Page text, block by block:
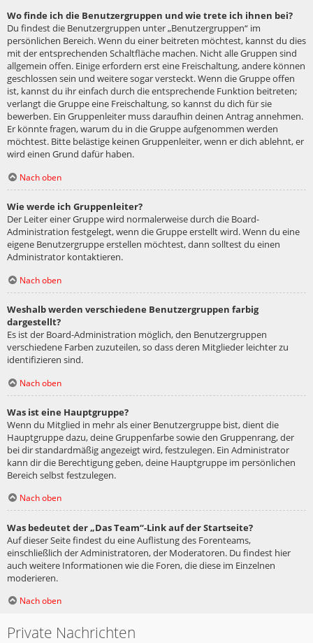
Wo finde ich die Benutzergruppen und wie trete ich ihnen bei?
Du findest die Benutzergruppen unter „Benutzergruppen“ im
persönlichen Bereich. Wenn du einer beitreten möchtest, kannst du dies
mit der entsprechenden Schaltfläche machen. Nicht alle Gruppen sind
allgemein offen. Einige erfordern erst eine Freischaltung, andere können
geschlossen sein und weitere sogar versteckt. Wenn die Gruppe offen
ist, kannst du ihr einfach durch die entsprechende Funktion beitreten;
verlangt die Gruppe eine Freischaltung, so kannst du dich für sie
bewerben. Ein Gruppenleiter muss daraufhin deinen Antrag annehmen.
Er könnte fragen, warum du in die Gruppe aufgenommen werden
möchtest. Bitte belästige keinen Gruppenleiter, wenn er dich ablehnt, er
wird einen Grund dafür haben.
Nach oben
Wie werde ich Gruppenleiter?
Der Leiter einer Gruppe wird normalerweise durch die Board-
Administration festgelegt, wenn die Gruppe erstellt wird. Wenn du eine
eigene Benutzergruppe erstellen möchtest, dann solltest du einen
Administrator kontaktieren.
Nach oben
Weshalb werden verschiedene Benutzergruppen farbig
dargestellt?
Es ist der Board-Administration möglich, den Benutzergruppen
verschiedene Farben zuzuteilen, so dass deren Mitglieder leichter zu
identifizieren sind.
Nach oben
Was ist eine Hauptgruppe?
Wenn du Mitglied in mehr als einer Benutzergruppe bist, dient die
Hauptgruppe dazu, deine Gruppenfarbe sowie den Gruppenrang, der
bei dir standardmäßig angezeigt wird, festzulegen. Ein Administrator
kann dir die Berechtigung geben, deine Hauptgruppe im persönlichen
Bereich selbst festzulegen.
Nach oben
Was bedeutet der „Das Team“-Link auf der Startseite?
Auf dieser Seite findest du eine Auflistung des Forenteams,
einschließlich der Administratoren, der Moderatoren. Du findest hier
auch weitere Informationen wie die Foren, die diese im Einzelnen
moderieren.
Nach oben
Private Nachrichten